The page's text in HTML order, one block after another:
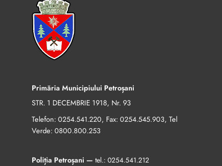
Primăria Municipiului Petroșani
STR. 1 DECEMBRIE 1918, Nr. 93
Telefon: 0254.541.220, Fax: 0254.545.903, Tel
Verde: 0800.800.253
Poliția Petroșani — tel.: 0254.541.212